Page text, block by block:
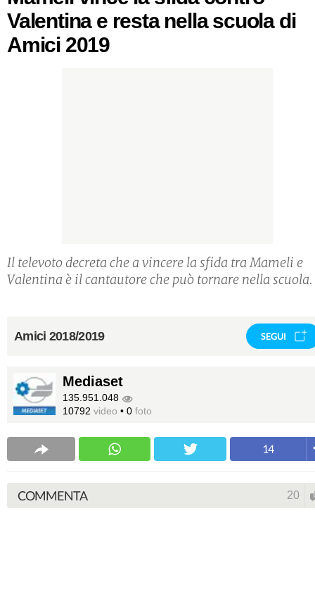
Valentina e resta nella scuola di
Amici 2019
Il televoto decreta che a vincere la sfida tra Mameli e
Valentina è il cantautore che può tornare nella scuola.
Amici 2018/2019 SEGUI
Mediaset
135.951.048
10792 video • 0 foto
14
COMMENTA 20